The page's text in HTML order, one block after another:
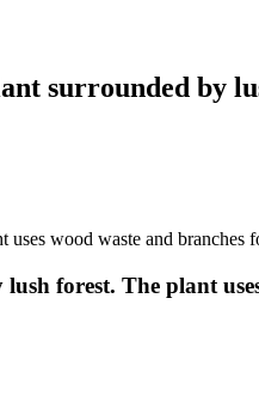
surrounded by
wood waste and branches
forest. The plant